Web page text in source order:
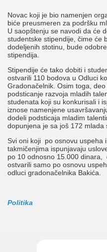
Novac koji je bio namenjen
biće preusmeren za podršku
U saopštenju se navodi da će
studentske stipendije, čime će
dodeljenih stotinu, bude
stipendija.
Stipendije će tako dobiti i
ostvarili 110 bodova u Odluci
Gradonačelnik. Osim toga,
podsticanje razvoja mladih
studenata koji su konkurisali i
iznose namenjene
dodeli podsticaja mladim
dopunjena je sa još 172 mlada
Svi oni koji po osnovu uspeha
takmičenjima ispunjavaju
po 10 odnosno 15.000 dinara,
ostvarili samo po osnovu
odluci gradonačelnika Bakića.
Politika